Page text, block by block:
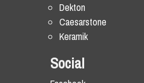
Dekton
Caesarstone
Keramik
Social